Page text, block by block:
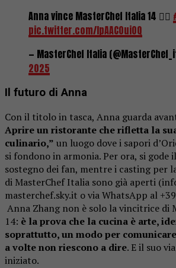
Anna vince MasterChef Italia 14 ❤️‍🔥
pic.twitter.com/lpAAC0ui0Q
— MasterChef Italia
2025
Il futuro di Anna
Con il titolo in tasca, Anna guarda
Aprire un ristorante che rifletta la
culinario,” un luogo dove i sapori
si fondono in armonia. Per ora, si gode
sostegno dei fan, mentre i casting per
di MasterChef Italia sono già aperti
masterchef.sky.it o via WhatsApp al
Anna Zhang non è solo la vincitrice di
14: è la prova che la cucina è arte,
soprattutto, un modo per
a volte non riescono a dire. E il suo
iniziato.